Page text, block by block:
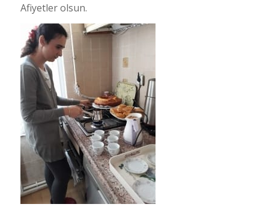
Afiyetler olsun.